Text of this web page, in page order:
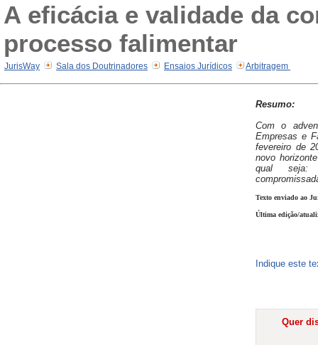
A eficácia e validade da
processo falimentar
JurisWay Sala dos Doutrinadores Ensaios Jurídicos Arbitragem
Resumo:
Com o
Empresas e
fevereiro de
novo
qual seja:
Texto enviado ao
Última edição/
Indique este
Quer